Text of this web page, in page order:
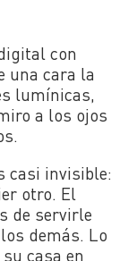
con
una cara la
lumínicas,
a los ojos
casi invisible:
otro. El
de servirle
demás. Lo
casa en